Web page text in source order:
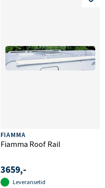
FIAMMA
Fiamma Roof Rail
3659,-
Leveransetid